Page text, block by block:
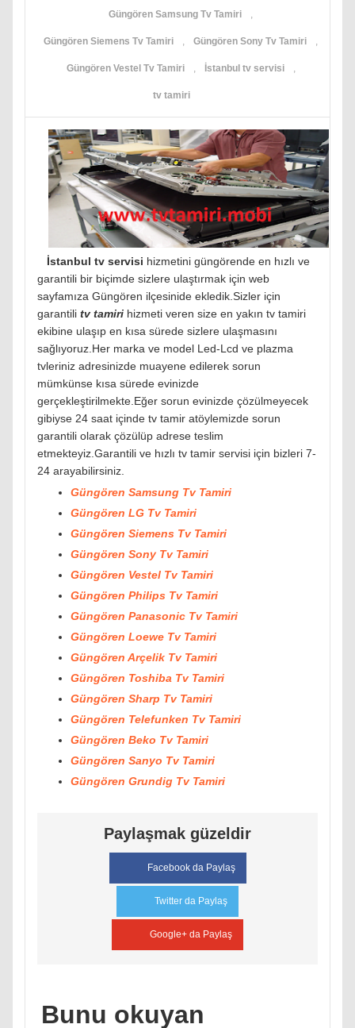
Güngören Samsung Tv Tamiri
Güngören Siemens Tv Tamiri Güngören Sony Tv Tamiri
Güngören Vestel Tv Tamiri İstanbul tv servisi
tv tamiri
İstanbul tv servisi hizmetini güngörende en hızlı ve
garantili bir biçimde sizlere ulaştırmak için web
sayfamıza Güngören ilçesinide ekledik.Sizler için
garantili tv tamiri hizmeti veren size en yakın tv tamiri
ekibine ulaşıp en kısa sürede sizlere ulaşmasını
sağlıyoruz.Her marka ve model Led-Lcd ve plazma
tvleriniz adresinizde muayene edilerek sorun
mümkünse kısa sürede evinizde
gerçekleştirilmekte.Eğer sorun evinizde çözülmeyecek
gibiyse 24 saat içinde tv tamir atöylemizde sorun
garantili olarak çözülüp adrese teslim
etmekteyiz.Garantili ve hızlı tv tamir servisi için bizleri 7-
24 arayabilirsiniz.
Güngören Samsung Tv Tamiri
Güngören LG Tv Tamiri
Güngören Siemens Tv Tamiri
Güngören Sony Tv Tamiri
Güngören Vestel Tv Tamiri
Güngören Philips Tv Tamiri
Güngören Panasonic Tv Tamiri
Güngören Loewe Tv Tamiri
Güngören Arçelik Tv Tamiri
Güngören Toshiba Tv Tamiri
Güngören Sharp Tv Tamiri
Güngören Telefunken Tv Tamiri
Güngören Beko Tv Tamiri
Güngören Sanyo Tv Tamiri
Güngören Grundig Tv Tamiri
Paylaşmak güzeldir
Facebook da Paylaş
Twitter da Paylaş
Google+ da Paylaş
Bunu okuyan